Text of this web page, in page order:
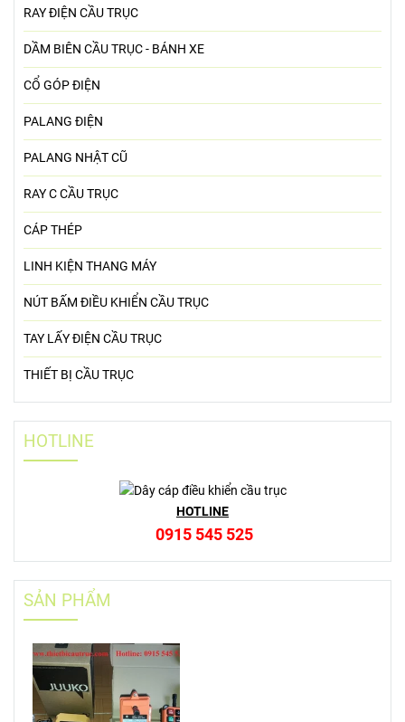
Cáp cao su cầu trục Samwon, Hwasan
DANH MỤC
ĐIỀU KHIỂN TỪ XA CẦU TRỤC
MOTOR DẦM BIÊN
CÁP ĐIỆN CẦU TRỤC
RAY ĐIỆN CẦU TRỤC
DẦM BIÊN CẦU TRỤC - BÁNH XE
CỔ GÓP ĐIỆN
PALANG ĐIỆN
RAY C CẦU TRỤC
NÚT BẤM ĐIỀU KHIỂN CẦU TRỤC
TAY LẤY ĐIỆN CẦU TRỤC
HOTLINE